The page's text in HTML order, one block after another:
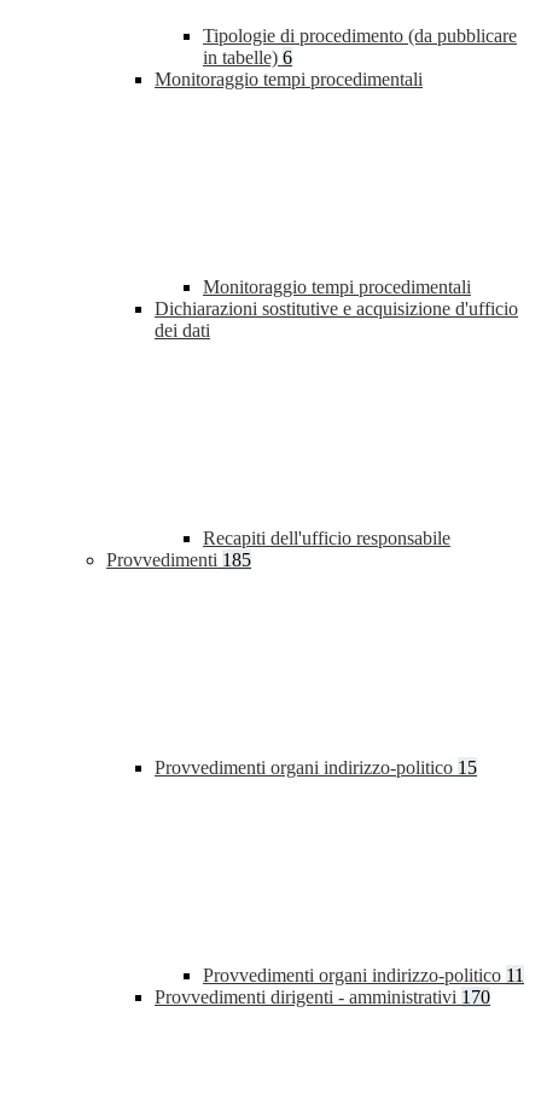
Tipologie di procedimento (da pubblicare
in tabelle) 6
Monitoraggio tempi procedimentali
Monitoraggio tempi procedimentali
Dichiarazioni sostitutive e acquisizione d'ufficio
dei dati
Recapiti dell'ufficio responsabile
Provvedimenti 185
Provvedimenti organi indirizzo-politico 15
Provvedimenti organi indirizzo-politico 11
Provvedimenti dirigenti - amministrativi 170